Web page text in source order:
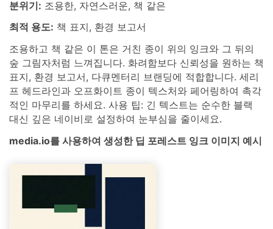
분위기: 조용한, 자연스러운, 책 같은
최적 용도: 책 표지, 환경 보고서
조용하고 책 같은 이 톤은 거친 종이 위의 잉크와 그 뒤의
숲 그림자처럼 느껴집니다. 화려함보다 신뢰성을 원하는 책
표지, 환경 보고서, 다큐멘터리 브랜딩에 적합합니다. 세리
프 헤드라인과 오프화이트 종이 텍스처와 페어링하여 촉각
적인 마무리를 하세요. 사용 팁: 긴 텍스트는 순수한 블랙
대신 깊은 네이비로 설정하여 눈부심을 줄이세요.
media.io를 사용하여 생성한 딥 포레스트 잉크 이미지 예시